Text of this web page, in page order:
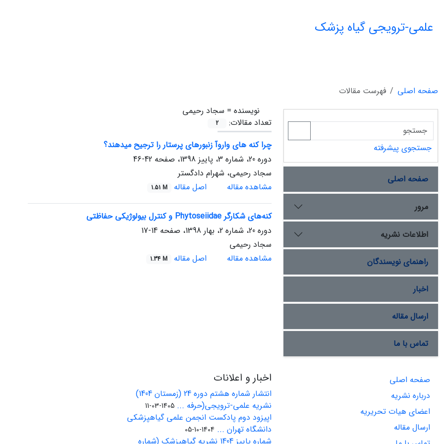
علمی-ترویجی گیاه پزشک
صفحه اصلی
فهرست مقالات
نویسنده = سجاد رحیمی
تعداد مقالات:
2
چرا کنه ‏های واروآ زنبورهای پرستار را ترجیح می‏دهند؟
دوره 20، شماره 3، پاییز 1398، صفحه
42-46
سجاد رحیمی، شهرام دادگستر
مشاهده مقاله
اصل مقاله 1.51 M
کنه‌های شکارگر Phytoseiidae و کنترل بیولوژیکی حفاظتی
دوره 20، شماره 2، بهار 1398، صفحه
14-17
سجاد رحیمی
مشاهده مقاله
اصل مقاله 1.34 M
جستجوی پیشرفته
صفحه اصلی
مرور
اطلاعات نشریه
راهنمای نویسندگان
اخبار
ارسال مقاله
تماس با ما
صفحه اصلی
درباره نشریه
اعضای هیات تحریریه
ارسال مقاله
اخبار و اعلانات
انتشار شماره هشتم دوره 24 (زمستان 1404)
نشریه علمی-ترویجی(حرفه ... 1405-03-11
اپیزود دوم پادکست انجمن علمی گیاهپزشکی
دانشگاه تهران ... 1404-10-05
شماره پاییز 1404 نشریه گیاهپزشک (شماره